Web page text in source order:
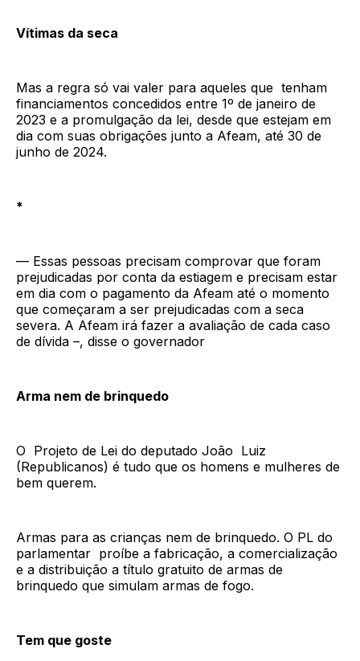
Vítimas da seca
Mas a regra só vai valer para aqueles que tenham
financiamentos concedidos entre 1º de janeiro de
2023 e a promulgação da lei, desde que estejam em
dia com suas obrigações junto a Afeam, até 30 de
junho de 2024.
*
— Essas pessoas precisam comprovar que foram
prejudicadas por conta da estiagem e precisam estar
em dia com o pagamento da Afeam até o momento
que começaram a ser prejudicadas com a seca
severa. A Afeam irá fazer a avaliação de cada caso
de dívida –, disse o governador
Arma nem de brinquedo
O Projeto de Lei do deputado João Luiz
(Republicanos) é tudo que os homens e mulheres de
bem querem.
Armas para as crianças nem de brinquedo. O PL do
parlamentar proíbe a fabricação, a comercialização
e a distribuição a título gratuito de armas de
brinquedo que simulam armas de fogo.
Tem que goste